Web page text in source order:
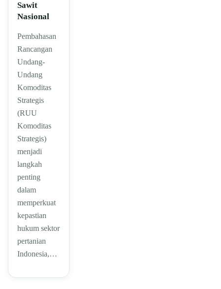
Sawit
Nasional
Pembahasan
Rancangan
Undang-
Undang
Komoditas
Strategis
(RUU
Komoditas
Strategis)
menjadi
langkah
penting
dalam
memperkuat
kepastian
hukum sektor
pertanian
Indonesia,…